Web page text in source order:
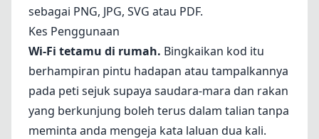
sebagai PNG, JPG, SVG atau PDF.
Kes Penggunaan
Wi-Fi tetamu di rumah. Bingkaikan kod itu
berhampiran pintu hadapan atau tampalkannya
pada peti sejuk supaya saudara-mara dan rakan
yang berkunjung boleh terus dalam talian tanpa
meminta anda mengeja kata laluan dua kali.